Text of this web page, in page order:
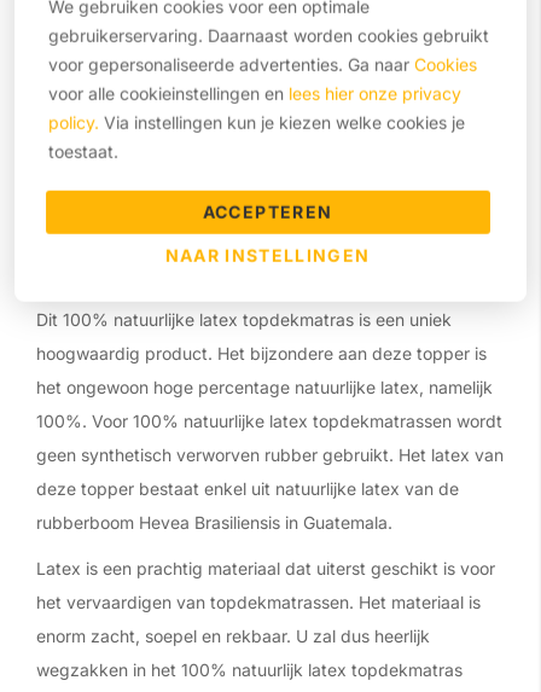
We gebruiken cookies voor een optimale
gebruikerservaring. Daarnaast worden cookies gebruikt
voor gepersonaliseerde advertenties. Ga naar Cookies
voor alle cookieinstellingen en lees hier onze privacy
policy. Via instellingen kun je kiezen welke cookies je
toestaat.
ACCEPTEREN
NAAR INSTELLINGEN
Neem contact op
Omschrijving
Heerlijk zachte 100%
natuurlijk latex
topdekmatras 'Flores'
Dit 100% natuurlijke latex topdekmatras is een uniek
hoogwaardig product. Het bijzondere aan deze topper is
het ongewoon hoge percentage natuurlijke latex, namelijk
100%. Voor 100% natuurlijke latex topdekmatrassen wordt
geen synthetisch verworven rubber gebruikt. Het latex van
deze topper bestaat enkel uit natuurlijke latex van de
rubberboom Hevea Brasiliensis in Guatemala.
Latex is een prachtig materiaal dat uiterst geschikt is voor
het vervaardigen van topdekmatrassen. Het materiaal is
enorm zacht, soepel en rekbaar. U zal dus heerlijk
wegzakken in het 100% natuurlijk latex topdekmatras